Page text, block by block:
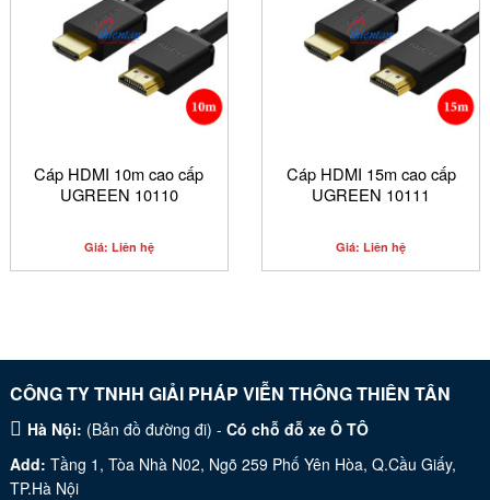
Cáp HDMI 10m cao cấp
UGREEN 10110
Giá: Liên hệ
Cáp HDMI 15m cao cấp
UGREEN 10111
Giá: Liên hệ
CÔNG TY TNHH GIẢI PHÁP VIỄN THÔNG THIÊN TÂN
Hà Nội: (Bản đồ đường đi) - Có chỗ đỗ xe Ô TÔ
Add: Tầng 1, Tòa Nhà N02, Ngõ 259 Phố Yên Hòa, Q.Cầu Giấy,
TP.Hà Nội